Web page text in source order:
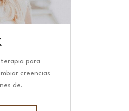
terapia para
creencias
de.